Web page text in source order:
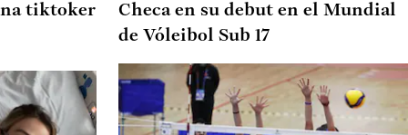
tiktoker
Checa en su debut en el Mundial
de Vóleibol Sub 17